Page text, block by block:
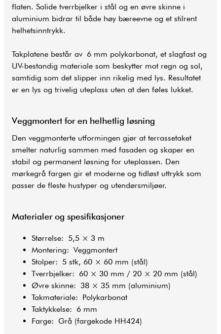
flaten. Solide tverrbjelker i stål og en øvre skinne i
aluminium bidrar til både høy bæreevne og et stilrent
helhetsinntrykk.
Takplatene består av 6 mm polykarbonat, et slagfast og
UV-bestandig materiale som beskytter mot regn og sol,
samtidig som det slipper inn rikelig med lys. Resultatet
er en lys og trivelig uteplass uten at den føles lukket.
Veggmontert for en helhetlig løsning
Den veggmonterte utformingen gjør at terrassetaket
smelter naturlig sammen med fasaden og skaper en
stabil og permanent løsning for uteplassen. Den
mørkegrå fargen gir et moderne og tidløst uttrykk som
passer de fleste hustyper og utendørsmiljøer.
Materialer og spesifikasjoner
Størrelse: 5,5 × 3 m
Montering: Veggmontert
Stolper: 5 stk, 60 × 60 mm (stål)
Tverrbjelker: 60 × 30 mm / 20 × 20 mm (stål)
Øvre skinne: 38 × 35 mm (aluminium)
Takmateriale: Polykarbonat
Taktykkelse: 6 mm
Farge: Grå (fargekode HH424)